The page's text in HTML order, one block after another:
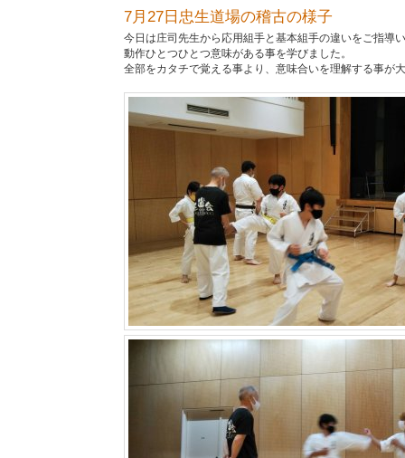
7月27日忠生道場の稽古の様子
今日は庄司先生から応用組手と基本組手の違いをご指導
動作ひとつひとつ意味がある事を学びました。
全部をカタチで覚える事より、意味合いを理解する事が